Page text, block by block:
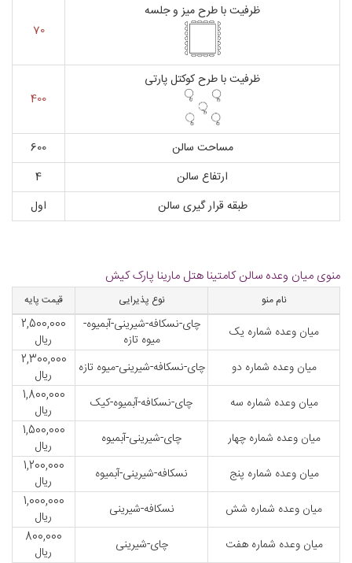
ظرفیت با طرح میز و جلسه
70
ظرفیت با طرح کوکتل پارتی
400
مساحت سالن
600
ارتفاع سالن
4
طبقه قرار گیری سالن
اول
منوی میان وعده سالن کامتینا هتل مارینا پارک کیش
نام منو نوع پذیرایی قیمت پایه
میان وعده شماره یک
چای-نسکافه-شیرینی-آبمیوه-
میوه تازه
2,500,000
ریال
میان وعده شماره دو
چای-نسکافه-شیرینی-میوه تازه
2,300,000
ریال
میان وعده شماره سه
چای-نسکافه-آبمیوه-کیک
1,800,000
ریال
میان وعده شماره چهار
چای-شیرینی-آبمیوه
1,500,000
ریال
میان وعده شماره پنج
نسکافه-شیرینی-آبمیوه
1,200,000
ریال
میان وعده شماره شش
نسکافه-شیرینی
1,000,000
ریال
میان وعده شماره هفت
چای-شیرینی
800,000
ریال